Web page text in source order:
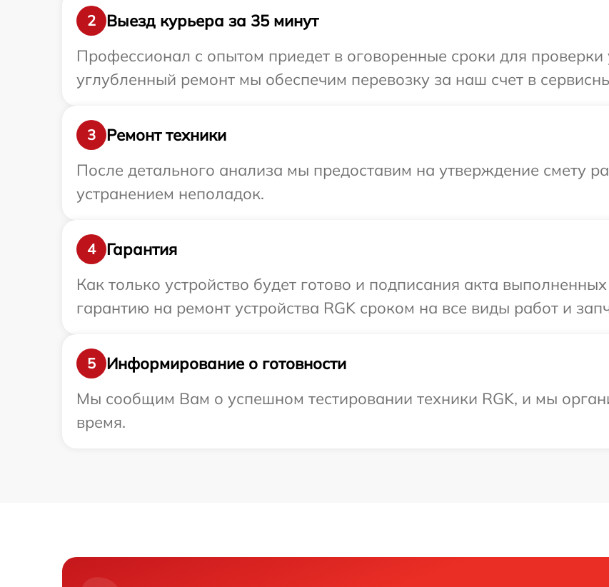
2
Выезд курьера за 35 минут
Профессионал с опытом приедет в оговоренные сроки для проверки
углубленный ремонт мы обеспечим перевозку за наш счет в
3
Ремонт техники
После детального анализа мы предоставим на утверждение смету
устранением неполадок.
4
Гарантия
Как только устройство будет готово и подписания акта
гарантию на ремонт устройства RGK сроком на все виды работ и
5
Информирование о готовности
Мы сообщим Вам о успешном тестировании техники RGK, и мы
время.